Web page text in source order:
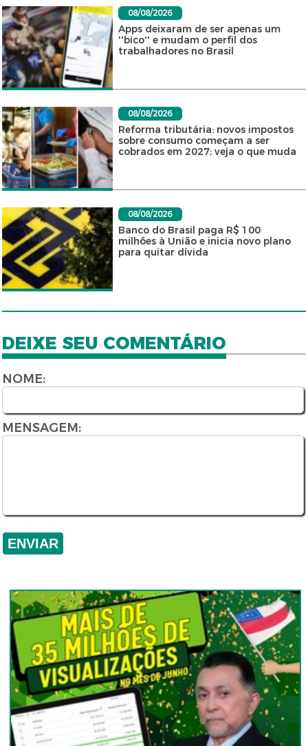
08/08/2026
Apps deixaram de ser apenas um
''bico'' e mudam o perfil dos
trabalhadores no Brasil
08/08/2026
Reforma tributária: novos impostos
sobre consumo começam a ser
cobrados em 2027; veja o que muda
08/08/2026
Banco do Brasil paga R$ 100
milhões à União e inicia novo plano
para quitar dívida
DEIXE SEU COMENTÁRIO
NOME:
MENSAGEM: